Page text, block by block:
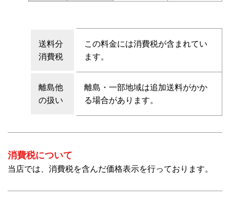
送料分
消費税
この料金には消費税が含まれてい
ます。
離島他
の扱い
離島・一部地域は追加送料がかか
る場合があります。
消費税について
当店では、消費税を含んだ価格表示を行っております。